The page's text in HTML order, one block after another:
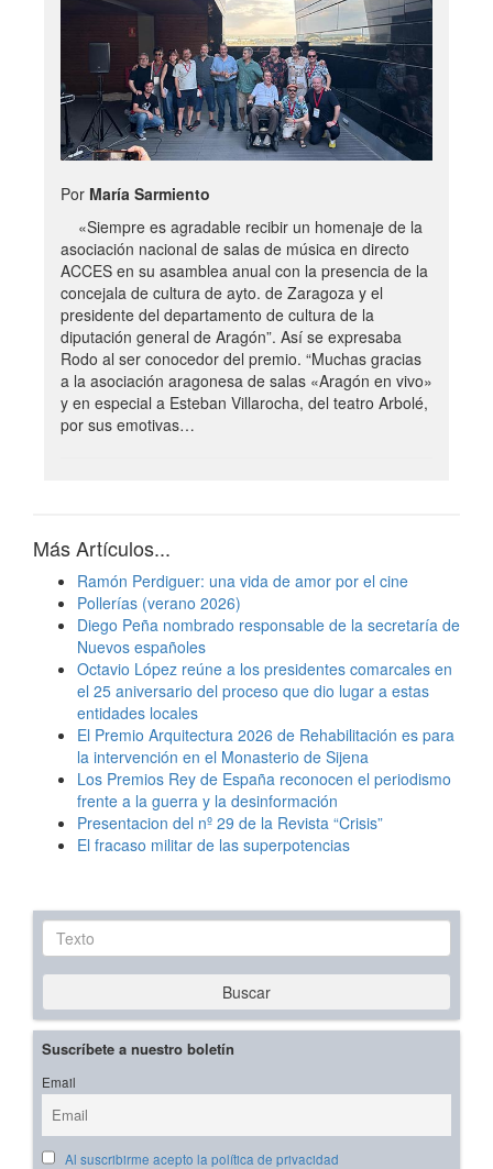
Por María Sarmiento
«Siempre es agradable recibir un homenaje de la
asociación nacional de salas de música en directo
ACCES en su asamblea anual con la presencia de la
concejala de cultura de ayto. de Zaragoza y el
presidente del departamento de cultura de la
diputación general de Aragón”. Así se expresaba
Rodo al ser conocedor del premio. “Muchas gracias
a la asociación aragonesa de salas «Aragón en vivo»
y en especial a Esteban Villarocha, del teatro Arbolé,
por sus emotivas…
Más Artículos...
Ramón Perdiguer: una vida de amor por el cine
Pollerías (verano 2026)
Diego Peña nombrado responsable de la secretaría de
Nuevos españoles
Octavio López reúne a los presidentes comarcales en
el 25 aniversario del proceso que dio lugar a estas
entidades locales
El Premio Arquitectura 2026 de Rehabilitación es para
la intervención en el Monasterio de Sijena
Los Premios Rey de España reconocen el periodismo
frente a la guerra y la desinformación
Presentacion del nº 29 de la Revista “Crisis”
El fracaso militar de las superpotencias
Texto
Buscar
Suscríbete a nuestro boletín
Email
Al suscribirme acepto la política de privacidad